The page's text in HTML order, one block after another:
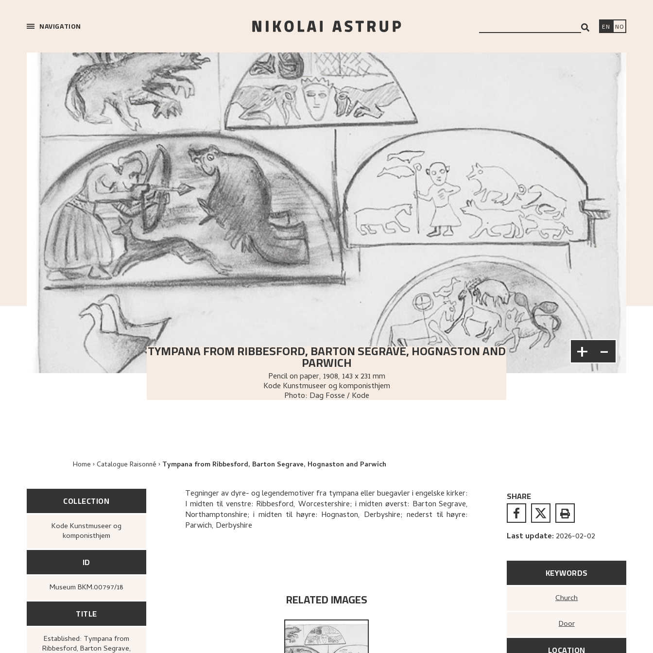
NAVIGATION EN NO
+ -
TYMPANA FROM RIBBESFORD, BARTON SEGRAVE, HOGNASTON AND
PARWICH
Pencil on paper, 1908, 143 x 231 mm
Kode Kunstmuseer og komponisthjem
Photo: Dag Fosse / Kode
Home Catalogue Raisonné Tympana from Ribbesford, Barton Segrave, Hognaston and Parwich
COLLECTION
Kode Kunstmuseer og
komponisthjem
ID
Museum BKM.00797/18
TITLE
Established: Tympana from
Ribbesford, Barton Segrave,
Tegninger av dyre- og legendemotiver fra tympana eller buegavler i engelske kirker:
I midten til venstre: Ribbesford, Worcestershire; i midten øverst: Barton Segrave,
Northamptonshire; i midten til høyre: Hognaston, Derbyshire; nederst til høyre:
Parwich, Derbyshire
RELATED IMAGES
SHARE
Last update: 2026-02-02
KEYWORDS
Church
Door
LOCATION